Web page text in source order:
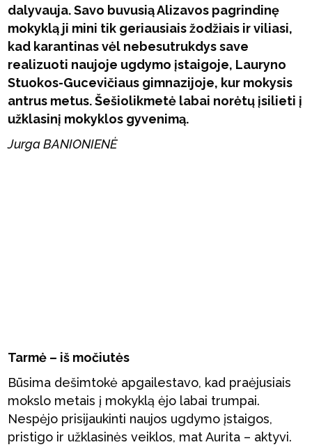
dalyvauja. Savo buvusią Alizavos pagrindinę
mokyklą ji mini tik geriausiais žodžiais ir viliasi,
kad karantinas vėl nebesutrukdys save
realizuoti naujoje ugdymo įstaigoje, Lauryno
Stuokos-Gucevičiaus gimnazijoje, kur mokysis
antrus metus. Šešiolikmetė labai norėtų įsilieti į
užklasinį mokyklos gyvenimą.
Jurga BANIONIENĖ
Tarmė – iš močiutės
Būsima dešimtokė apgailestavo, kad praėjusiais
mokslo metais į mokyklą ėjo labai trumpai.
Nespėjo prisijaukinti naujos ugdymo įstaigos,
pristigo ir užklasinės veiklos, mat Aurita – aktyvi.